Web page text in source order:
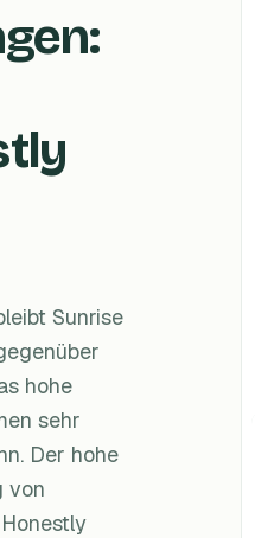
Sunrise
hohe
sehr
Der hohe
von